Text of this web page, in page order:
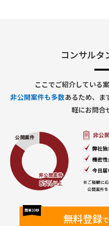
コンサルタ
ここでご紹介している
非公開案件も多数あるため、ま
軽にお問合
無料登録で